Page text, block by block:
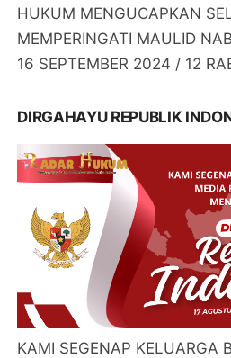
HUKUM MENGUCAPKAN
MEMPERINGATI MAULID
16 SEPTEMBER 2024 / 12
DIRGAHAYU REPUBLIK
KAMI SEGENAP KELUARGA